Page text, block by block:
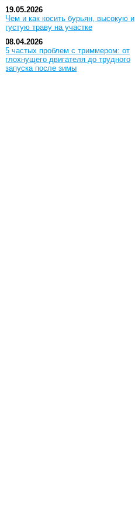
19.05.2026
Чем и как косить бурьян, высокую и
густую траву на участке
08.04.2026
5 частых проблем с триммером: от
глохнущего двигателя до трудного
запуска после зимы